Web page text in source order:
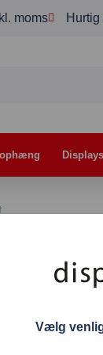
moms
Displays
Vælg